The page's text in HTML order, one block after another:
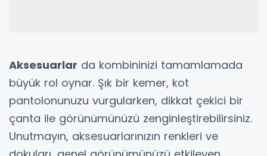
Aksesuarlar da kombininizi tamamlamada
büyük rol oynar. Şık bir kemer, kot
pantolonunuzu vurgularken, dikkat çekici bir
çanta ile görünümünüzü zenginleştirebilirsiniz.
Unutmayın, aksesuarlarınızın renkleri ve